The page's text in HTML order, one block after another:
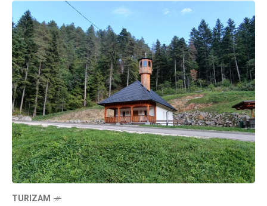
TURIZAM